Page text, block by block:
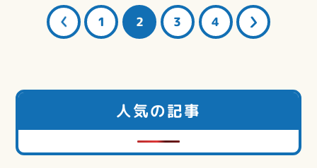
1 2 3 4
人気の記事